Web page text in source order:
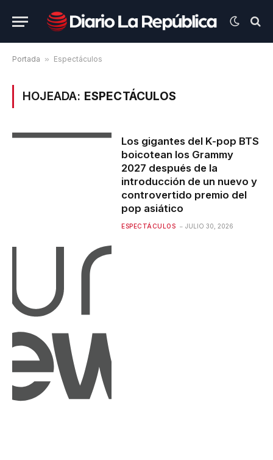
Portada » Espectáculos
HOJEADA: ESPECTÁCULOS
Los gigantes del K-pop BTS
boicotean los Grammy
2027 después de la
introducción de un nuevo y
controvertido premio del
pop asiático
ESPECTÁCULOS JULIO 30, 2026